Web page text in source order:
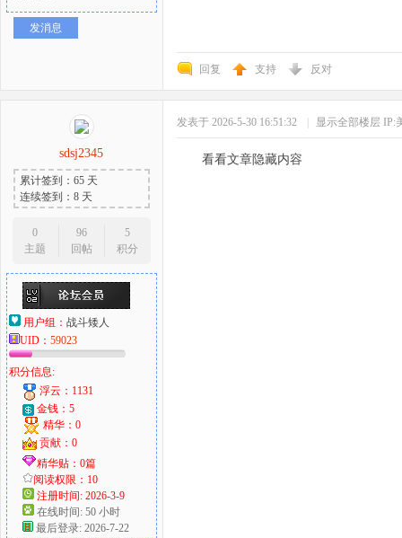
发消息
回复 支持 反对
sdsj2345
累计签到：65 天
连续签到：8 天
0
主题
96
回帖
5
积分
用户组： 战斗矮人
UID： 59023
积分信息:
浮云：1131
金钱：5
精华：0
贡献：0
精华贴：0篇
阅读权限：10
注册时间: 2026-3-9
在线时间: 50 小时
最后登录: 2026-7-22
发表于 2026-5-30 16:51:32 显示全部楼层 IP:
看看文章隐藏内容